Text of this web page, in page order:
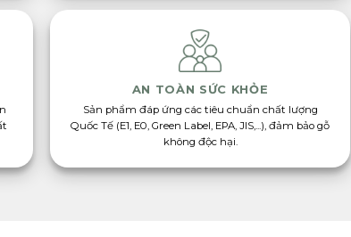
AN TOÀN SỨC KHỎE
Sản phẩm đáp ứng các tiêu chuẩn chất lượng
Quốc Tế (E1, E0, Green Label, EPA, JIS,...), đảm bảo gỗ
không độc hại.